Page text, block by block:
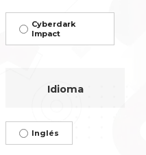
Cyberdark
Impact
Idioma
Inglés